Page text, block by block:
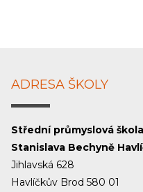
ADRESA ŠKOLY
Střední průmyslová
Stanislava Bechyně
Jihlavská 628
Havlíčkův Brod 580 01